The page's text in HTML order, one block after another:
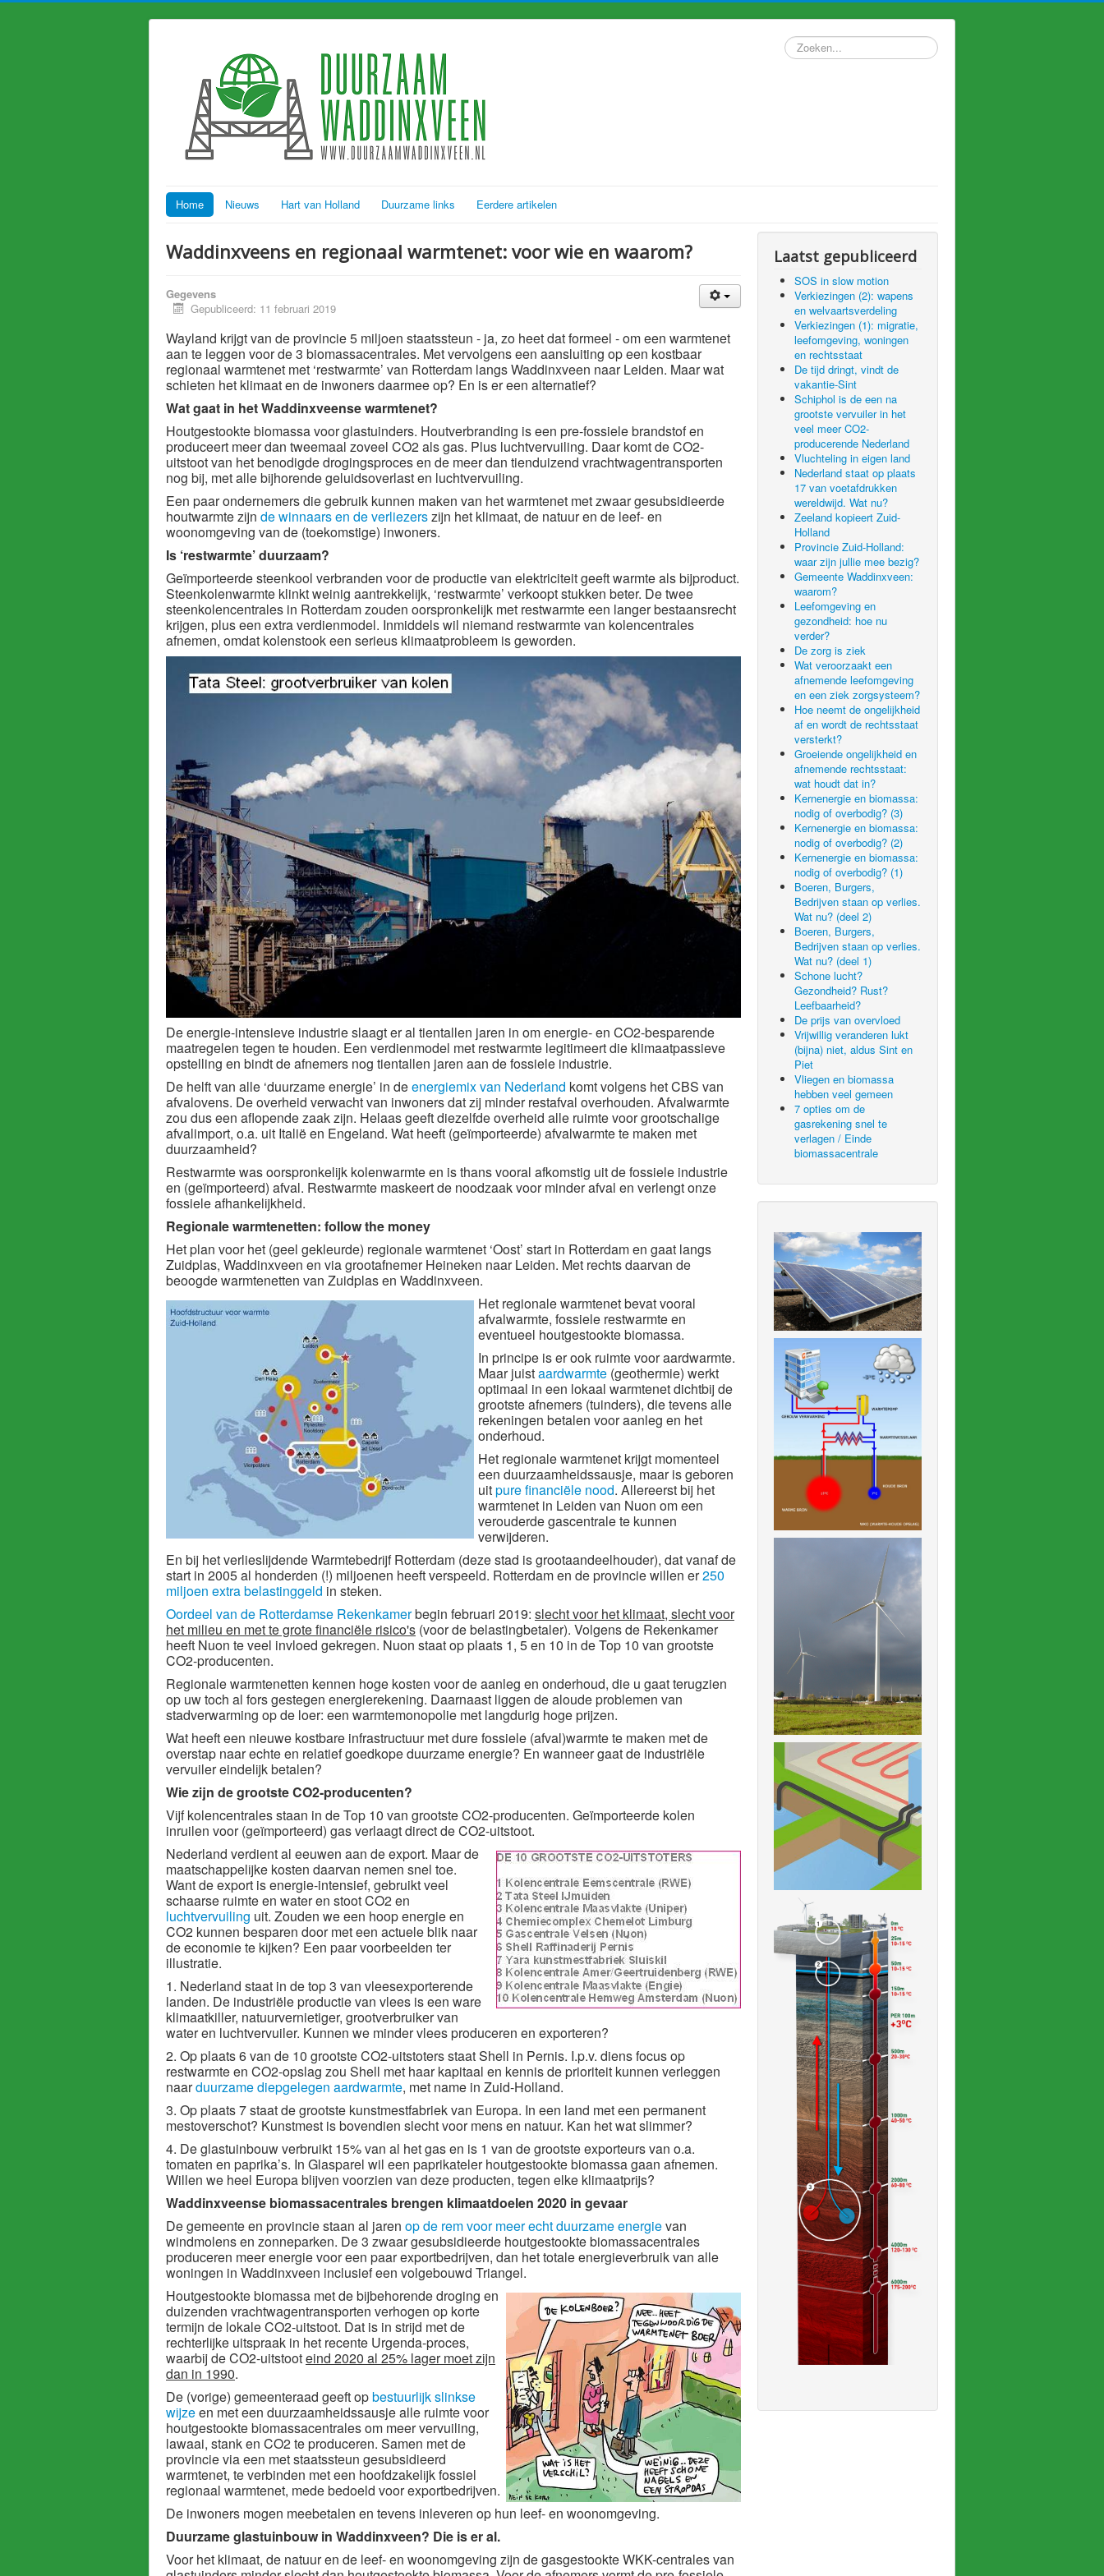
Zoeken...
Home Nieuws Hart van Holland Duurzame links Eerdere artikelen
Waddinxveens en regionaal warmtenet: voor wie en waarom?
Gegevens
Gepubliceerd: 11 februari 2019
Wayland krijgt van de provincie 5 miljoen staatssteun - ja, zo heet dat formeel - om een warmtenet
aan te leggen voor de 3 biomassacentrales. Met vervolgens een aansluiting op een kostbaar
regionaal warmtenet met ‘restwarmte’ van Rotterdam langs Waddinxveen naar Leiden. Maar wat
schieten het klimaat en de inwoners daarmee op? En is er een alternatief?
Wat gaat in het Waddinxveense warmtenet?
Houtgestookte biomassa voor glastuinders. Houtverbranding is een pre-fossiele brandstof en
produceert meer dan tweemaal zoveel CO2 als gas. Plus luchtvervuiling. Daar komt de CO2-
uitstoot van het benodigde drogingsproces en de meer dan tienduizend vrachtwagentransporten
nog bij, met alle bijhorende geluidsoverlast en luchtvervuiling.
Een paar ondernemers die gebruik kunnen maken van het warmtenet met zwaar gesubsidieerde
houtwarmte zijn de winnaars en de verliezerszijn het klimaat, de natuur en de leef- en
woonomgeving van de (toekomstige) inwoners.
Is ‘restwarmte’ duurzaam?
Geïmporteerde steenkool verbranden voor de productie van elektriciteit geeft warmte als bijproduct.
Steenkolenwarmte klinkt weinig aantrekkelijk, ‘restwarmte’ verkoopt stukken beter. De twee
steenkolencentrales in Rotterdam zouden oorspronkelijk met restwarmte een langer bestaansrecht
krijgen, plus een extra verdienmodel. Inmiddels wil niemand restwarmte van kolencentrales
afnemen, omdat kolenstook een serieus klimaatprobleem is geworden.
De energie-intensieve industrie slaagt er al tientallen jaren in om energie- en CO2-besparende
maatregelen tegen te houden. Een verdienmodel met restwarmte legitimeert die klimaatpassieve
opstelling en bindt de afnemers nog tientallen jaren aan de fossiele industrie.
De helft van alle ‘duurzame energie’ in deenergiemix van Nederland komt volgens het CBS van
afvalovens. De overheid verwacht van inwoners dat zij minder restafval overhouden. Afvalwarmte
zou dus een aflopende zaak zijn. Helaas geeft diezelfde overheid alle ruimte voor grootschalige
afvalimport, o.a. uit Italië en Engeland. Wat heeft (geïmporteerde) afvalwarmte te maken met
duurzaamheid?
Restwarmte was oorspronkelijk kolenwarmte en is thans vooral afkomstig uit de fossiele industrie
en (geïmporteerd) afval. Restwarmte maskeert de noodzaak voor minder afval en verlengt onze
fossiele afhankelijkheid.
Regionale warmtenetten: follow the money
Het plan voor het (geel gekleurde) regionale warmtenet ‘Oost’ start in Rotterdam en gaat langs
Zuidplas, Waddinxveen en via grootafnemer Heineken naar Leiden. Met rechts daarvan de
beoogde warmtenetten van Zuidplas en Waddinxveen.
Het regionale warmtenet bevat vooral
afvalwarmte, fossiele restwarmte en
eventueel houtgestookte biomassa.
In principe is er ook ruimte voor aardwarmte.
Maar juistaardwarmte (geothermie) werkt
optimaal in een lokaal warmtenet dichtbij de
grootste afnemers (tuinders), die tevens alle
rekeningen betalen voor aanleg en het
onderhoud.
Het regionale warmtenet krijgt momenteel
een duurzaamheidssausje, maar is geboren
uitpure financiële nood. Allereerst bij het
warmtenet in Leiden van Nuon om een
verouderde gascentrale te kunnen
verwijderen.
En bij het verlieslijdende Warmtebedrijf Rotterdam (deze stad is grootaandeelhouder), dat vanaf de
start in 2005 al honderden (!) miljoenen heeft verspeeld. Rotterdam en de provincie willen er250
miljoen extra belastinggeld in steken.
Oordeel van de Rotterdamse Rekenkamerbegin februari 2019: slecht voor het klimaat, slecht voor
het milieu en met te grote financiële risico's (voor de belastingbetaler). Volgens de Rekenkamer
heeft Nuon te veel invloed gekregen. Nuon staat op plaats 1, 5 en 10 in de Top 10 van grootste
CO2-producenten.
Regionale warmtenetten kennen hoge kosten voor de aanleg en onderhoud, die u gaat terugzien
op uw toch al fors gestegen energierekening. Daarnaast liggen de aloude problemen van
stadverwarming op de loer: een warmtemonopolie met langdurig hoge prijzen.
Wat heeft een nieuwe kostbare infrastructuur met dure fossiele (afval)warmte te maken met de
overstap naar echte en relatief goedkope duurzame energie? En wanneer gaat de industriële
vervuiler eindelijk betalen?
Wie zijn de grootste CO2-producenten?
Vijf kolencentrales staan in de Top 10 van grootste CO2-producenten. Geïmporteerde kolen
inruilen voor (geïmporteerd) gas verlaagt direct de CO2-uitstoot.
Nederland verdient al eeuwen aan de export. Maar de
maatschappelijke kosten daarvan nemen snel toe.
Want de export is energie-intensief, gebruikt veel
schaarse ruimte en water en stoot CO2 en
luchtvervuiling uit. Zouden we een hoop energie en
CO2 kunnen besparen door met een actuele blik naar
de economie te kijken? Een paar voorbeelden ter
illustratie.
1. Nederland staat in de top 3 van vleesexporterende
landen. De industriële productie van vlees is een ware
klimaatkiller, natuurvernietiger, grootverbruiker van
water en luchtvervuiler. Kunnen we minder vlees produceren en exporteren?
2. Op plaats 6 van de 10 grootste CO2-uitstoters staat Shell in Pernis. I.p.v. diens focus op
restwarmte en CO2-opslag zou Shell met haar kapitaal en kennis de prioriteit kunnen verleggen
naarduurzame diepgelegen aardwarmte, met name in Zuid-Holland.
3. Op plaats 7 staat de grootste kunstmestfabriek van Europa. In een land met een permanent
mestoverschot? Kunstmest is bovendien slecht voor mens en natuur. Kan het wat slimmer?
4. De glastuinbouw verbruikt 15% van al het gas en is 1 van de grootste exporteurs van o.a.
tomaten en paprika’s. In Glasparel wil een paprikateler houtgestookte biomassa gaan afnemen.
Willen we heel Europa blijven voorzien van deze producten, tegen elke klimaatprijs?
Waddinxveense biomassacentrales brengen klimaatdoelen 2020 in gevaar
De gemeente en provincie staan al jaren op de rem voor meer echt duurzame energievan
windmolens en zonneparken. De 3 zwaar gesubsidieerde houtgestookte biomassacentrales
produceren meer energie voor een paar exportbedrijven, dan het totale energieverbruik van alle
woningen in Waddinxveen inclusief een volgebouwd Triangel.
Houtgestookte biomassa met de bijbehorende droging en
duizenden vrachtwagentransporten verhogen op korte
termijn de lokale CO2-uitstoot. Dat is in strijd met de
rechterlijke uitspraak in het recente Urgenda-proces,
waarbij de CO2-uitstooteind 2020 al 25% lager moet zijn
dan in 1990.
De (vorige) gemeenteraad geeft opbestuurlijk slinkse
wijzeen met een duurzaamheidssausje alle ruimte voor
houtgestookte biomassacentrales om meer vervuiling,
lawaai, stank en CO2 te produceren. Samen met de
provincie via een met staatssteun gesubsidieerd
warmtenet, te verbinden met een hoofdzakelijk fossiel
regionaal warmtenet, mede bedoeld voor exportbedrijven.
De inwoners mogen meebetalen en tevens inleveren op hun leef- en woonomgeving.
Duurzame glastuinbouw in Waddinxveen? Die is er al.
Voor het klimaat, de natuur en de leef- en woonomgeving zijn de gasgestookte WKK-centrales van
Laatst gepubliceerd
SOS in slow motion
Verkiezingen (2): wapens
en welvaartsverdeling
Verkiezingen (1): migratie,
leefomgeving, woningen
en rechtsstaat
De tijd dringt, vindt de
vakantie-Sint
Schiphol is de een na
grootste vervuiler in het
veel meer CO2-
producerende Nederland
Vluchteling in eigen land
Nederland staat op plaats
17 van voetafdrukken
wereldwijd. Wat nu?
Zeeland kopieert Zuid-
Holland
Provincie Zuid-Holland:
waar zijn jullie mee bezig?
Gemeente Waddinxveen:
waarom?
Leefomgeving en
gezondheid: hoe nu
verder?
De zorg is ziek
Wat veroorzaakt een
afnemende leefomgeving
en een ziek zorgsysteem?
Hoe neemt de ongelijkheid
af en wordt de rechtsstaat
versterkt?
Groeiende ongelijkheid en
afnemende rechtsstaat:
wat houdt dat in?
Kernenergie en biomassa:
nodig of overbodig? (3)
Kernenergie en biomassa:
nodig of overbodig? (2)
Kernenergie en biomassa:
nodig of overbodig? (1)
Boeren, Burgers,
Bedrijven staan op verlies.
Wat nu? (deel 2)
Boeren, Burgers,
Bedrijven staan op verlies.
Wat nu? (deel 1)
Schone lucht?
Gezondheid? Rust?
Leefbaarheid?
De prijs van overvloed
Vrijwillig veranderen lukt
(bijna) niet, aldus Sint en
Piet
Vliegen en biomassa
hebben veel gemeen
7 opties om de
gasrekening snel te
verlagen / Einde
biomassacentrale